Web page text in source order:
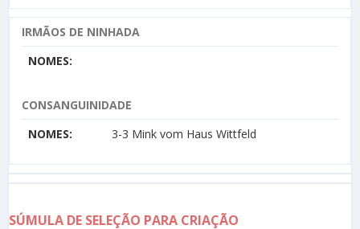
IRMÃOS DE NINHADA
NOMES:
CONSANGUINIDADE
NOMES:
3-3 Mink vom Haus Wittfeld
SÚMULA DE SELEÇÃO PARA CRIAÇÃO